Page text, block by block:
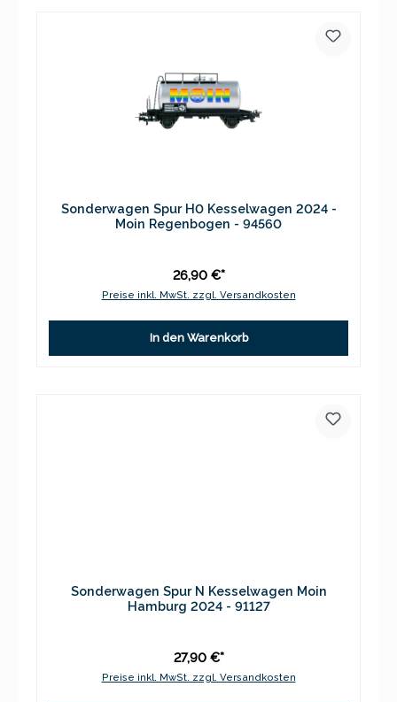
Sonderwagen Spur H0 Kesselwagen 2024 -
Moin Regenbogen - 94560
26,90 €*
Preise inkl. MwSt. zzgl. Versandkosten
In den Warenkorb
Sonderwagen Spur N Kesselwagen Moin
Hamburg 2024 - 91127
27,90 €*
Preise inkl. MwSt. zzgl. Versandkosten